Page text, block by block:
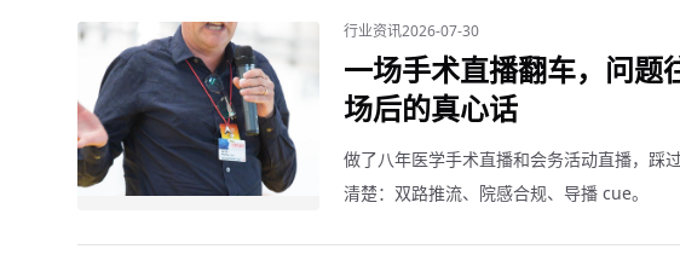
行业资讯2026-07-30
一场手术直播翻车，问
场后的真心话
做了八年医学手术直播和会务活动直播，踩
清楚：双路推流、院感合规、导播 cue。